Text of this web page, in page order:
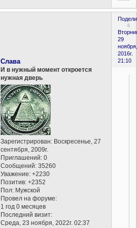
4
29
ноября,
2016г.
21:10
Слава
И в нужный момент откроется
нужная дверь
Зарегистрирован: Воскресенье, 27
сентября, 2009г.
Приглашений: 0
Сообщений: 35260
Уважение: +2230
Позитив: +2352
Пол: Мужской
Провел на форуме:
1 год 0 месяцев
Последний визит:
Среда, 23 ноября, 2022г. 02:37